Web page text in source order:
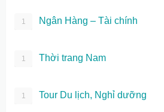
1 Ngân Hàng – Tài chính
1 Thời trang Nam
1 Tour Du lịch, Nghỉ dưỡng